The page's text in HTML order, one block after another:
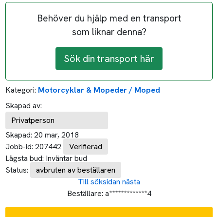
Behöver du hjälp med en transport
som liknar denna?
Sök din transport här
Kategori: Motorcyklar & Mopeder / Moped
Skapad av:
Privatperson
Skapad: 20 mar, 2018
Jobb-id: 207442
Verifierad
Lägsta bud: Inväntar bud
Status:
avbruten av beställaren
Till söksidan nästa
Beställare: a*************4